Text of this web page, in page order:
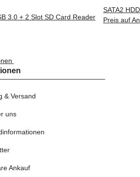
3.0 + 2 Slot SD Card Reader
SATA2
Preis auf
& Versand
uns
Ankauf